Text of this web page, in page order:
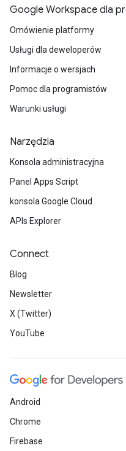
Google Workspace dla
Omówienie platformy
Usługi dla deweloperów
Informacje o wersjach
Pomoc dla programistów
Warunki usługi
Narzędzia
Konsola administracyjna
Panel Apps Script
konsola Google Cloud
APIs Explorer
Connect
Blog
Newsletter
X (Twitter)
YouTube
Android
Chrome
Firebase